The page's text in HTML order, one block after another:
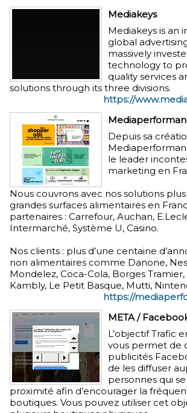
Mediakeys
Mediakeys is an
global
massively
technology to
quality services
solutions through its three divisions.
https://
Depuis sa
le leader
marketing en
Nous couvrons avec nos solutions
grandes surfaces alimentaires en
partenaires : Carrefour, Auchan,
Intermarché, Système U, Casino.
Nos clients : plus d’une centaine
non alimentaires comme Danone,
Mondelez, Coca-Cola, Borges
Kambly, Le Petit Basque, Mutti,
https://
META /
L’objectif Trafic
vous permet de
publicités
de les diffuser
personnes qui
proximité afin d’encourager la
boutiques. Vous pouvez utiliser cet